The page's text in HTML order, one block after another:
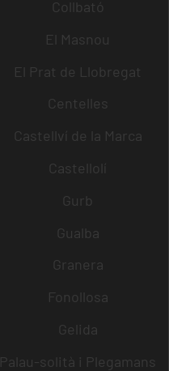
Collbató
El Masnou
El Prat de Llobregat
Centelles
Castellví de la Marca
Castellolí
Gurb
Gualba
Granera
Fonollosa
Gelida
Palau-solità i Plegamans